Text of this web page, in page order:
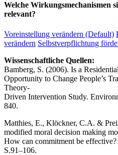
Welche Wirkungsmechanismen
relevant?
Voreinstellung verändern (Default)
verändern Selbstverpflichtung
Wissenschaftliche Quellen:
Bamberg, S. (2006). Is a
Opportunity to Change People’s
Theory-
Driven Intervention Study.
840.
Matthies, E., Klöckner, C.A. &
modified moral decision making
How can commitment be
S.91–106.